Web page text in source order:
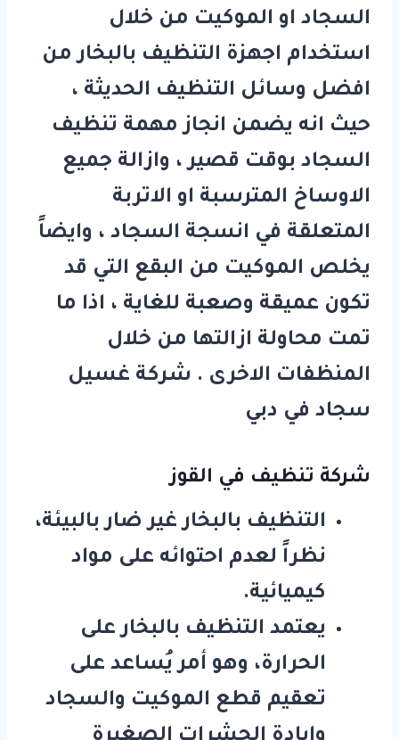
السجاد او الموكيت من خلال
استخدام اجهزة التنظيف بالبخار من
افضل وسائل التنظيف الحديثة ،
حيث انه يضمن انجاز مهمة تنظيف
السجاد بوقت قصير ، وازالة جميع
الاوساخ المترسبة او الاتربة
المتعلقة في انسجة السجاد ، وايضاً
يخلص الموكيت من البقع التي قد
تكون عميقة وصعبة للغاية ، اذا ما
تمت محاولة ازالتها من خلال
المنظفات الاخرى . شركة غسيل
سجاد في دبي
شركة تنظيف في القوز
التنظيف بالبخار غير ضار بالبيئة،
نظراً لعدم احتوائه على مواد
كيميائية.
يعتمد التنظيف بالبخار على
الحرارة، وهو أمر يُساعد على
تعقيم قطع الموكيت والسجاد